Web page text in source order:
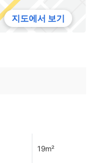
지도에서 보기
19m²